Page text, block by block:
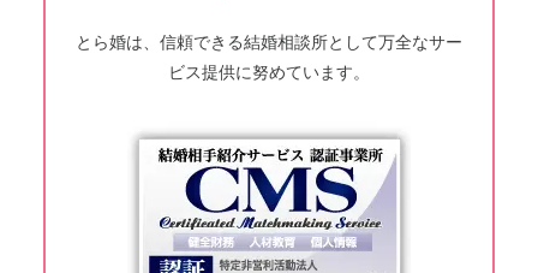
とら婚は、信頼できる結婚相談所として万全なサー
ビス提供に努めています。